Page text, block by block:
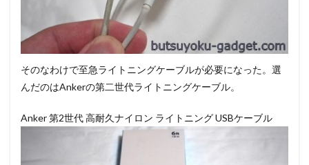
そのなわけで至急ライトニングケーブルが必要になった。選
んだのはAnkerの第二世代ライトニングケーブル。
Anker 第2世代 高耐久ナイロン ライトニング USBケーブル